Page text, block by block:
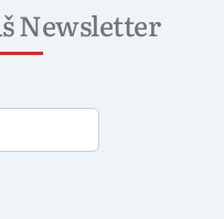
Newsletter